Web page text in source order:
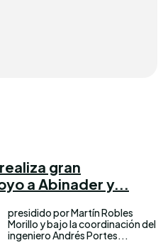
gran
a Abinader y...
ingeniero Andrés Portes...